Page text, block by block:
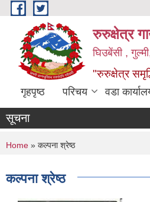
Skip to main content
रुरुक्षेत्र
घिउबेंसी ,
"रुरुक्षेत्र
गृहपृष्ठ परिचय वडा
सूचना
You are here
Home » कल्पना श्रेष्ठ
कल्पना श्रेष्ठ